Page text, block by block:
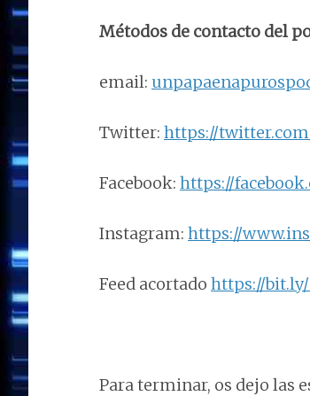
Métodos de contacto del
email:
Twitter: https://
Facebook: https://
Instagram: https://
Feed acortado https://
Para terminar, os dejo las